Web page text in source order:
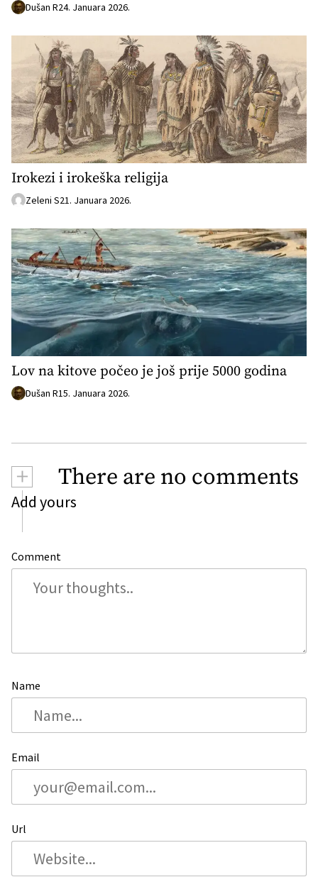
Dušan R24. Januara 2026.
Irokezi i irokeška religija
Zeleni S21. Januara 2026.
Lov na kitove počeo je još prije 5000 godina
Dušan R15. Januara 2026.
+ There are no comments
Add yours
Comment
Name
Email
Url